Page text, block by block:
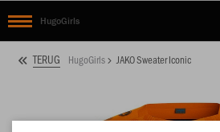
HugoGirls
TERUG HugoGirls JAKO Sweater Iconic